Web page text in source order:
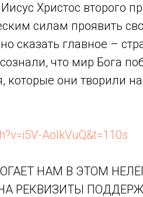
Христос второго
силам проявить
сказать главное –
что мир Бога
которые они творили
AoIkVuQ&t=110s
НАМ В ЭТОМ
РЕКВИЗИТЫ